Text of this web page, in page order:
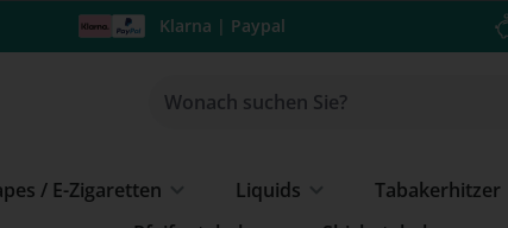
Klarna | Paypal
/ E-Zigaretten Liquids Tabakerhitzer